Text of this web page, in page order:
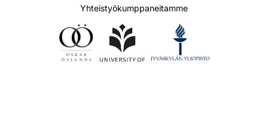
Yhteistyökumppaneitamme